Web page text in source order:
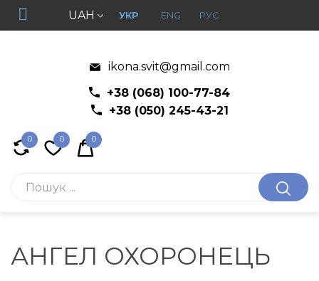
UAH УКР ENG РУС
ikona.svit@gmail.com
+38 (068) 100-77-84
+38 (050) 245-43-21
0 0 0
АНГЕЛ ОХОРОНЕЦЬ